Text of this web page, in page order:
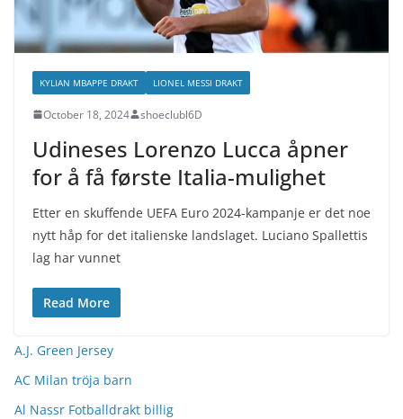
KYLIAN MBAPPE DRAKT LIONEL MESSI DRAKT
October 18, 2024 shoeclubl6D
Udineses Lorenzo Lucca åpner
for å få første Italia-mulighet
Etter en skuffende UEFA Euro 2024-kampanje er det noe
nytt håp for det italienske landslaget. Luciano Spallettis
lag har vunnet
Read More
A.J. Green Jersey
AC Milan tröja barn
Al Nassr Fotballdrakt billig